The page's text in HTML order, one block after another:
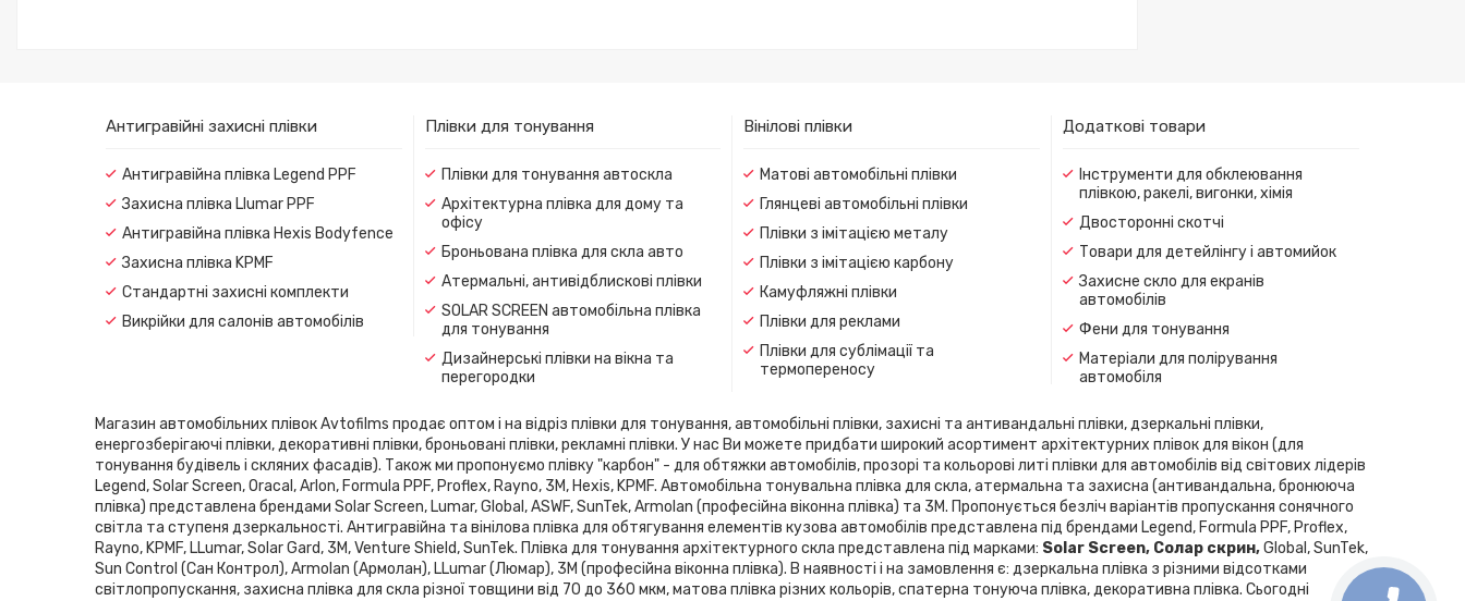
Антигравійні захисні плівки
Антигравійна плівка Legend PPF
Захисна плівка Llumar PPF
Антигравійна плівка Hexis Bodyfence
Захисна плівка KPMF
Стандартні захисні комплекти
Викрійки для салонів автомобілів
Плівки для тонування
Плівки для тонування автоскла
Архітектурна плівка для дому та
офісу
Броньована плівка для скла авто
Атермальні, антивідблискові плівки
SOLAR SCREEN автомобільна плівка
для тонування
Дизайнерські плівки на вікна та
перегородки
Вінілові плівки
Матові автомобільні плівки
Глянцеві автомобільні плівки
Плівки з імітацією металу
Плівки з імітацією карбону
Камуфляжні плівки
Плівки для реклами
Плівки для сублімації та
термопереносу
Додаткові товари
Інструменти для обклеювання
плівкою, ракелі, вигонки, хімія
Двосторонні скотчі
Товари для детейлінгу і автомийок
Захисне скло для екранів
автомобілів
Фени для тонування
Матеріали для полірування
автомобіля
Магазин автомобільних плівок Avtofilms продає оптом і на відріз плівки для тонування, автомобільні плівки, захисні та антивандальні плівки, дзеркальні плівки,
енергозберігаючі плівки, декоративні плівки, броньовані плівки, рекламні плівки. У нас Ви можете придбати широкий асортимент архітектурних плівок для вікон (для
тонування будівель і скляних фасадів). Також ми пропонуємо плівку "карбон" - для обтяжки автомобілів, прозорі та кольорові литі плівки для автомобілів від світових лідерів
Legend, Solar Screen, Oracal, Arlon, Formula PPF, Proflex, Rayno, 3М, Hexis, KPMF. Автомобільна тонувальна плівка для скла, атермальна та захисна (антивандальна, бронююча
плівка) представлена ​​брендами Solar Screen, Lumar, Global, ASWF, SunTek, Armolan (професійна віконна плівка) та 3М. Пропонується безліч варіантів пропускання сонячного
світла та ступеня дзеркальності. Антигравійна та вінілова плівка для обтягування елементів кузова автомобілів представлена ​​під брендами Legend, Formula PPF, Proflex,
Rayno, KPMF, LLumar, Solar Gard, 3M, Venture Shield, SunTek. Плівка для тонування архітектурного скла представлена ​​під марками: Solar Screen, Cолар скрин,Global, SunTek,
Sun Control (Сан Контрол), Armolan (Армолан), LLumar (Люмар), 3М (професійна віконна плівка). В наявності і на замовлення є: дзеркальна плівка з різними відсотками
світлопропускання, захисна плівка для скла різної товщини від 70 до 360 мкм, матова плівка різних кольорів, спатерна тонуюча плівка, декоративна плівка. Сьогодні